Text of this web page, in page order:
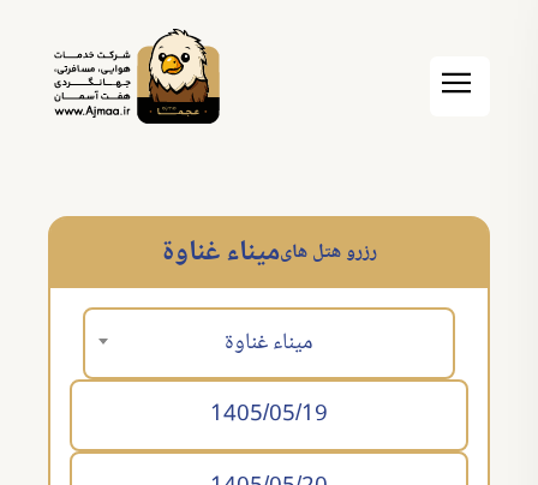
ميناء غناوةرزرو هتل های
ميناء غناوة